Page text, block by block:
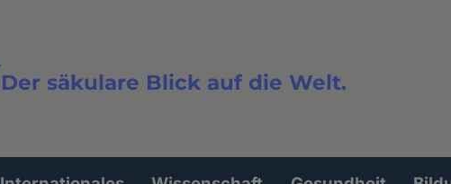
Der säkulare Blick auf die Welt.
Volltextsuche